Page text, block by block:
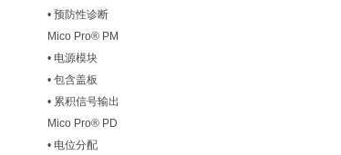
• 预防性诊断
Mico Pro® PM
• 电源模块
• 包含盖板
• 累积信号输出
Mico Pro® PD
• 电位分配